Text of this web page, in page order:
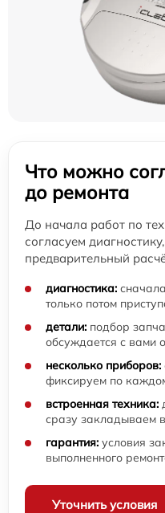
Что можно
до ремонта
До начала работ по
согласуем
предварительный
диагностика:
только потом
детали: подбор
обсуждается с вами
несколько приборов:
фиксируем по
встроенная техника:
сразу закладываем
гарантия: условия
выполненного
Уточнить условия